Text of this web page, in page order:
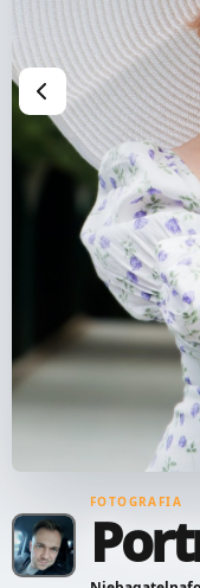
FOTOGRAFIA